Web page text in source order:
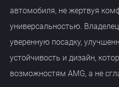
автомобиля, не жертвуя
универсальностью.
уверенную посадку,
устойчивость и дизайн,
возможностям AMG, а не